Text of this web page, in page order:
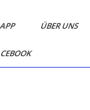
ÜBER UNS